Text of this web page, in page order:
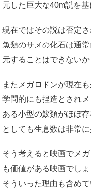
元した巨大な40m説を基
現在ではその説は否定
魚類のサメの化石は通
元することはできないか
またメガロドンが現在
学問的にも捏造とされ
ある小型の鮫類がほぼ
としても生息数は非常に
そう考えると映画でメ
も価値がある映画でし
そういった理由も含め